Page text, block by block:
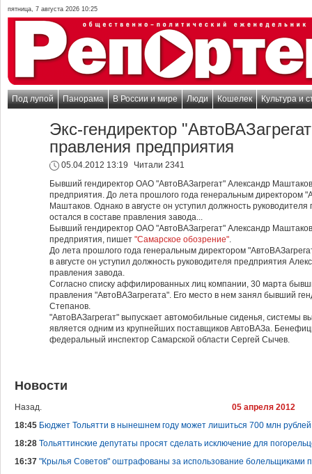
пятница, 7 августа 2026 10:25
Под лупой Панорама В России и мире Люди Кошелек Культура и
Экс-гендиректор
правления предприятия
05.04.2012 13:19
Читали 2341
Бывший гендиректор ОАО "АвтоВАЗагрегат" Александр
предприятия. До лета прошлого года генеральным директором
Маштаков. Однако в августе он уступил должность
остался в составе правления завода...
Бывший гендиректор ОАО "АвтоВАЗагрегат" Александр
предприятия, пишет "Самарское обозрение".
До лета прошлого года генеральным директором
в августе он уступил должность руководителя предприятия
правления завода.
Согласно списку аффилированных лиц компании, 30 марта
правления "АвтоВАЗагрегата". Его место в нем занял бывший
Степанов.
"АвтоВАЗагрегат" выпускает автомобильные сиденья, системы
является одним из крупнейших поставщиков АвтоВАЗа.
федеральный инспектор Самарской области Сергей Сычев.
Новости
Назад.
05 апреля 2012
18:45 Бюджет Тольятти в нынешнем году может лишиться 700 млн рублей
18:28 Тольяттинские депутаты просят сделать исключение для
16:37 "Крылья Советов" оштрафованы за использование болельщиками